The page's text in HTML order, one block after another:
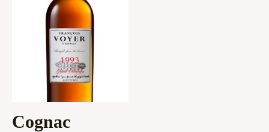
Cognac